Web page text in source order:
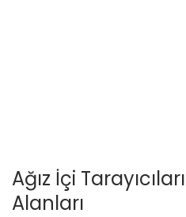
Ağız İçi
Alanları